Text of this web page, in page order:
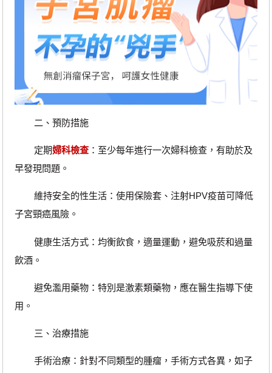
二、預防措施
定期婦科檢查：至少每年進行一次婦科檢查，有助於及
早發現問題。
維持安全的性生活：使用保險套、注射HPV疫苗可降低
子宮頸癌風險。
健康生活方式：均衡飲食，適量運動，避免吸菸和過量
飲酒。
避免濫用藥物：特別是激素類藥物，應在醫生指導下使
用。
三、治療措施
手術治療：針對不同類型的腫瘤，手術方式各異，如子